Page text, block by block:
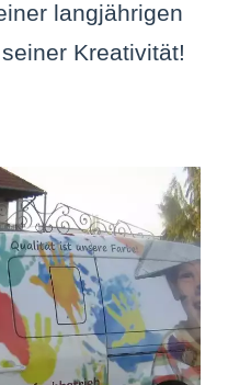
langjährigen
Kreativität!